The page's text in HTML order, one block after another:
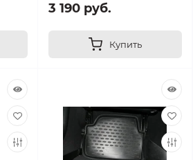
3 190 руб.
Купить